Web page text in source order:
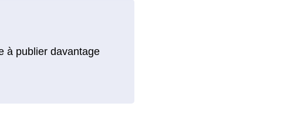
à publier davantage